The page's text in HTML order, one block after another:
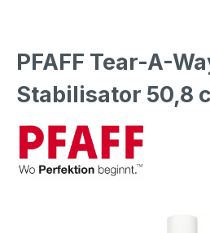
PFAFF Tear-A-
Stabilisator 50,8